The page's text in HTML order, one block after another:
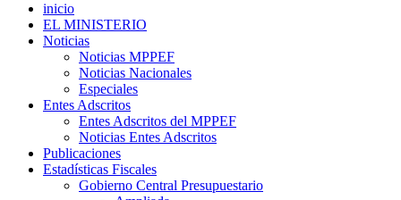
inicio
EL MINISTERIO
Noticias
Noticias MPPEF
Noticias Nacionales
Especiales
Entes Adscritos
Entes Adscritos del MPPEF
Noticias Entes Adscritos
Publicaciones
Estadísticas Fiscales
Gobierno Central Presupuestario